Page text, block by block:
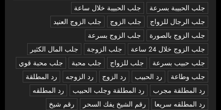
جلب الحبيبة بسرعة
جلب الحبيبة خلال ساعة
جلب الرجال للزواج
جلب الزوج
جلب الزوج العنيد
جلب الزوج بالصورة
جلب الزوج بسرعة
جلب الزوج خلال 24 ساعة
جلب الزوجة
جلب المال الكثير
جلب حبيب بسرعة
جلب للزواج جلب محبة
جلب محبة قوي
جلب وطاعة
رد الحبيب رد الزوج رد الزوجه
رد المطلقة
رد المطلقة مجرب
رد المطلقة وجلب الحبيب
رد المطلقه
رد المطلقه سريعا
رقم الشيخ يفك السحر
رقم شيخ